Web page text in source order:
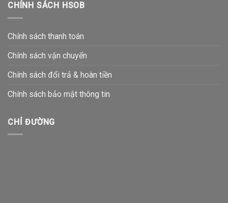
CHÍNH SÁCH HSOB
Chính sách thanh toán
Chính sách vận chuyển
Chính sách đổi trả & hoàn tiền
Chính sách bảo mật thông tin
CHỈ ĐƯỜNG